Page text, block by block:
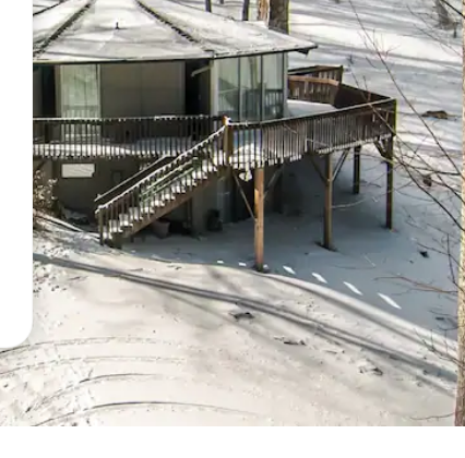
le haut et vers le bas pour les parcourir ou en appuyant et en